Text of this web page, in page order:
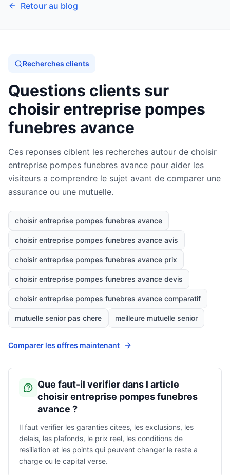
Retour au blog
Recherches clients
Questions clients sur
choisir entreprise pompes
funebres avance
Ces reponses ciblent les recherches autour de choisir
entreprise pompes funebres avance pour aider les
visiteurs a comprendre le sujet avant de comparer une
assurance ou une mutuelle.
choisir entreprise pompes funebres avance
choisir entreprise pompes funebres avance avis
choisir entreprise pompes funebres avance prix
choisir entreprise pompes funebres avance devis
choisir entreprise pompes funebres avance comparatif
mutuelle senior pas chere meilleure mutuelle senior
Comparer les offres maintenant
Que faut-il verifier dans l article
choisir entreprise pompes funebres
avance ?
Il faut verifier les garanties citees, les exclusions, les
delais, les plafonds, le prix reel, les conditions de
resiliation et les points qui peuvent changer le reste a
charge ou le capital verse.